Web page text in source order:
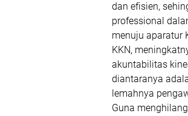
dan efisien,
professional
menuju aparatur
KKN,
akuntabilitas
diantaranya
lemahnya
Guna